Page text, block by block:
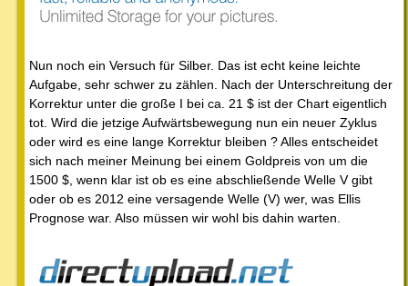
Nun noch ein Versuch für Silber. Das ist echt keine leichte
Aufgabe, sehr schwer zu zählen. Nach der Unterschreitung der
Korrektur unter die große I bei ca. 21 $ ist der Chart eigentlich
tot. Wird die jetzige Aufwärtsbewegung nun ein neuer Zyklus
oder wird es eine lange Korrektur bleiben ? Alles entscheidet
sich nach meiner Meinung bei einem Goldpreis von um die
1500 $, wenn klar ist ob es eine abschließende Welle V gibt
oder ob es 2012 eine versagende Welle (V) wer, was Ellis
Prognose war. Also müssen wir wohl bis dahin warten.